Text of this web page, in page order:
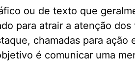
ou de texto que
para atrair a atenção
chamadas para
é comunicar uma